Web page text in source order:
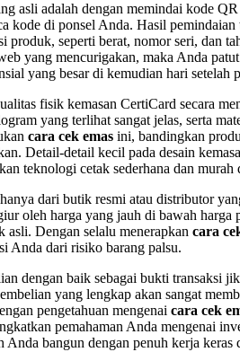
asli adalah dengan memindai kode
kode di ponsel Anda. Hasil pemindaian
produk, seperti berat, nomor seri, dan
yang mencurigakan, maka Anda
yang besar di kemudian hari setelah
fisik kemasan CertiCard secara
yang terlihat sangat jelas, serta
cara cek emas ini, bandingkan
Detail-detail kecil pada desain
teknologi cetak sederhana dan murah
dari butik resmi atau distributor
oleh harga yang jauh di bawah
Dengan selalu menerapkan cara
Anda dari risiko barang palsu.
dengan baik sebagai bukti transaksi
yang lengkap akan sangat
pengetahuan mengenai cara cek
pemahaman Anda mengenai
bangun dengan penuh kerja keras